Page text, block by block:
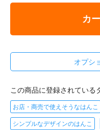
カ
オプシ
この商品に登録されている
お店・商売で使えそうなはんこ
シンプルなデザインのはんこ